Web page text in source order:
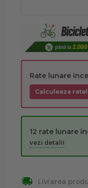
Rate lunare
Calculeaza
12 rate lunare
vezi detalii
Livrarea